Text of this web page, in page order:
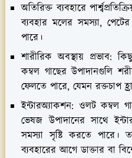
অতিরিক্ত ব্যবহারে
ব্যবহার মলের সমস্যা,
পারে।
শারীরিক অবস্থায় প্রভাব:
কম্বল গাছের উপাদানগুলি
ফেলতে পারে, যেমন রক্তচাপ
ইন্টারঅ্যাকশন: ওলট কম্বল
ভেষজ উপাদানের সাথে
সমস্যা সৃষ্টি করতে পারে।
ব্যবহারের আগে ডাক্তার বা